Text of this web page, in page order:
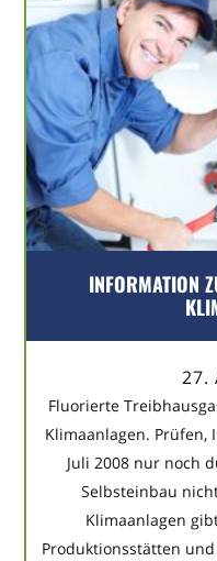
INFORMATION
27.
Fluorierte
Klimaanlagen.
Juli 2008 nur noch
Selbsteinbau
Klimaanlagen
Produktionsstätten